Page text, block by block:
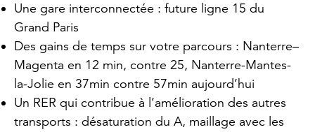
Une gare interconnectée : future ligne 15 du
Grand Paris
Des gains de temps sur votre parcours : Nanterre–
Magenta en 12 min, contre 25, Nanterre-Mantes-
la-Jolie en 37min contre 57min aujourd’hui
Un RER qui contribue à l’amélioration des autres
transports : désaturation du A, maillage avec les